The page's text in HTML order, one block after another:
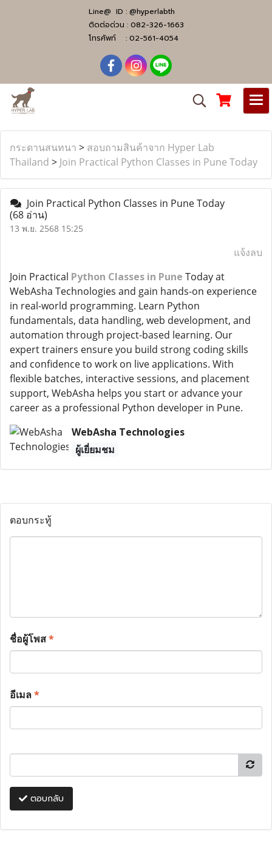
Line@ ID : @hyperlabth
ติดต่อด่วน : 082-326-1663
โทรศัพท์ : 02-561-4054
กระดานสนทนา > สอบถามสินค้าจาก Hyper Lab
Thailand > Join Practical Python Classes in Pune Today
Join Practical Python Classes in Pune Today
(68 อ่าน)
13 พ.ย. 2568 15:25
แจ้งลบ
Join Practical Python Classes in Pune Today at
WebAsha Technologies and gain hands-on experience
in real-world programming. Learn Python
fundamentals, data handling, web development, and
automation through project-based learning. Our
expert trainers ensure you build strong coding skills
and confidence to work on live applications. With
flexible batches, interactive sessions, and placement
support, WebAsha helps you start or advance your
career as a professional Python developer in Pune.
WebAsha Technologies
ผู้เยี่ยมชม
ตอบกระทู้
ชื่อผู้โพส*
อีเมล*
ตอบกลับ